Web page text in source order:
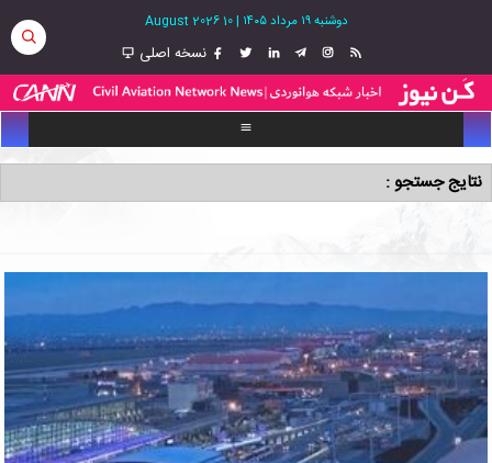
دوشنبه ۱۹ مرداد ۱۴۰۵ |
10 August 2026
نسخه اصلی
نتایج جستجو :